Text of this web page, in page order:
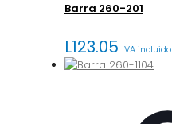
Barra 260-201
L123.05 IVA incluido